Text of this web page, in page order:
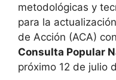
metodológicas y
para la
de Acción (ACA)
Consulta Popular
próximo 12 de julio